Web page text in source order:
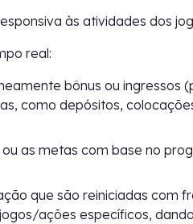
às atividades dos
real:
bônus ou ingressos
como depósitos,
as metas com base no
que são reiniciadas com
ações específicos,